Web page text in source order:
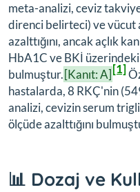
meta-analizi, ceviz
direnci belirteci) ve vücut
azalttığını, ancak açlık
HbA1C ve BKİ üzerindeki
bulmuştur.[Kanıt: A][1]
hastalarda, 8 RKÇ'nin
analizi, cevizin serum
ölçüde azalttığını
📊 Dozaj ve